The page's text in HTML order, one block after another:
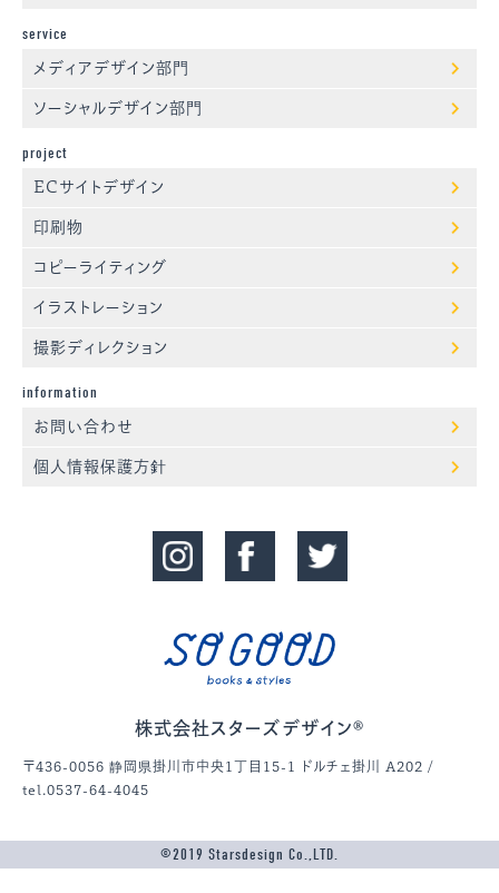
service
メディアデザイン部門
ソーシャルデザイン部門
project
ECサイトデザイン
印刷物
コピーライティング
イラストレーション
撮影ディレクション
information
お問い合わせ
個人情報保護方針
株式会社スターズデザイン®
〒436-0056 静岡県掛川市中央1丁目15-1 ドルチェ掛川 A202 /
tel.0537-64-4045
©2019 Starsdesign Co.,LTD.